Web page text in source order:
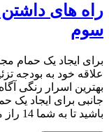
راه های
سوم
برای ایجاد یک حمام
علاقه خود به بودجه
بهترین اسرار رنگی
جانبی برای ایجاد یک
باشید تا به شما 14 راز مهم […]